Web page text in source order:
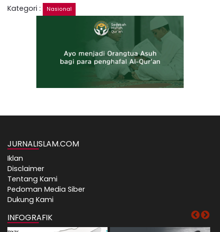
Kategori : Nasional
JURNALISLAM.COM
Iklan
Disclaimer
Tentang Kami
Pedoman Media Siber
Dukung Kami
INFOGRAFIK